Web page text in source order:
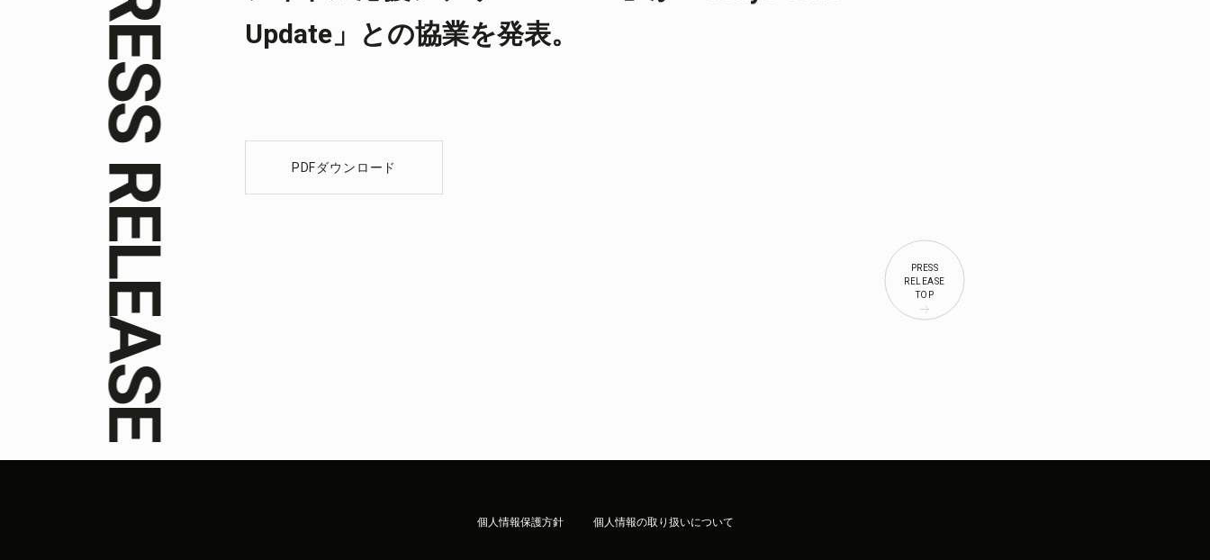
PRESS RELEASE
Update」との協業を発表。
PDFダウンロード
PRESS
RELEASE
TOP
個人情報保護方針 個人情報の取り扱いについて